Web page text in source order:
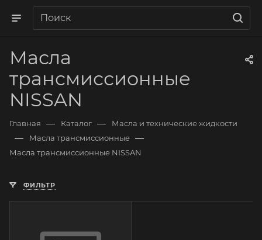
Масла
трансмиссионные
NISSAN
Главная — Каталог — Масла и технические жидкости
— Масла трансмиссионные —
Масла трансмиссионные NISSAN
ФИЛЬТР